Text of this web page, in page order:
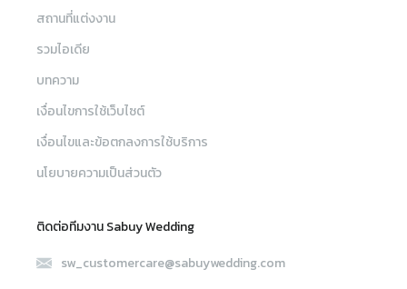
สถานที่แต่งงาน
รวมไอเดีย
บทความ
เงื่อนไขการใช้เว็บไซต์
เงื่อนไขและข้อตกลงการใช้บริการ
นโยบายความเป็นส่วนตัว
ติดต่อทีมงาน Sabuy Wedding
sw_customercare@sabuywedding.com